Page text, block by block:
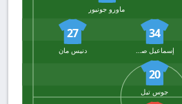
ماورو جونيور
34
إسماعيل صيباري
27
دنيس مان
20
جوس تيل